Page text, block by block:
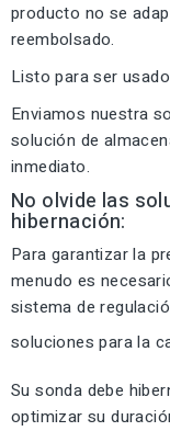
producto no se
reembolsado.
Listo para ser
Enviamos nuestra
solución de
inmediato.
No olvide las
hibernación:
Para garantizar la
menudo es
sistema de
soluciones para la
Su sonda debe
optimizar su